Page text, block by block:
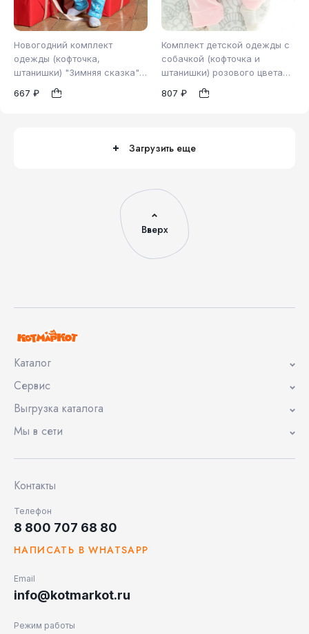
Новогодний комплект
одежды (кофточка,
штанишки) "Зимняя сказка"
для новорожденного (72708)
667 ₽ 1
Комплект детской одежды с
собачкой (кофточка и
штанишки) розового цвета
из велюра (2802)
807 ₽ 1
Загрузить еще
Вверх
Каталог
Сервис
Выгрузка каталога
Мы в сети
Контакты
Телефон
8 800 707 68 80
НАПИСАТЬ В WHATSAPP
Email
info@kotmarkot.ru
Режим работы